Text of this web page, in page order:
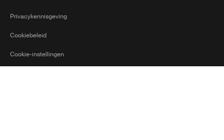
Privacykennisgeving
Cookiebeleid
Cookie-instellingen